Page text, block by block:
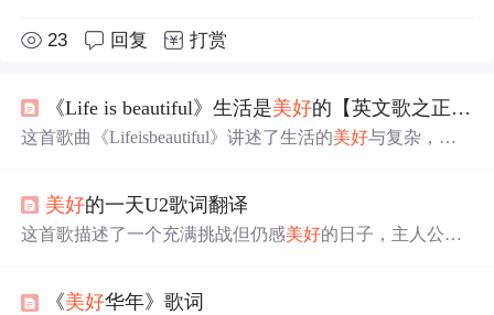
23 回复 打赏
《Life is beautiful》生活是美好的【英文歌之正能量】
这首歌曲《Lifeisbeautiful》讲述了生活的美好与复杂，强
重要性。
美好的一天U2歌词翻译
这首歌描述了一个充满挑战但仍感美好的日子，主人公在
《美好华年》歌词